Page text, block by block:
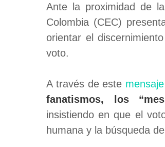
Ante la proximidad de
Colombia (CEC)
orientar el
voto.
A través de este
fanatismos, los
insistiendo en que el
humana y la búsqueda